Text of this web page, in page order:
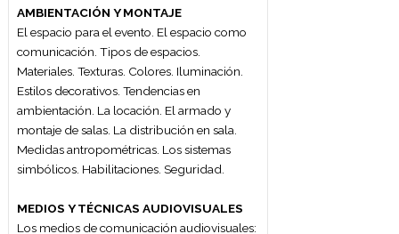
Cuatrimestre
1er Cuatrimestre
ORGANIZACIÓN DE EVENTOS
Los organizadores de eventos:
coordinación, funciones y tareas generales.
Los eventos y su clasificación: sociales,
corporativos, deportivos y culturales. La
planificación de eventos. Las etapas y sus